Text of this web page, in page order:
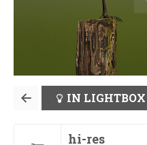
IN LIGHTBOX
hi-res